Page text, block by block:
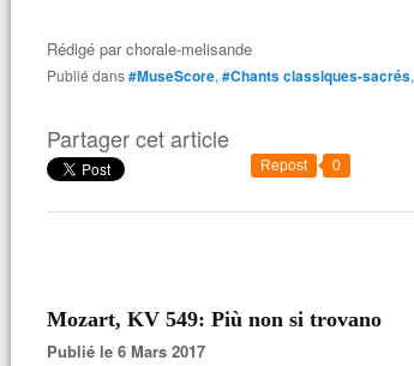
Rédigé parchorale-melisande
Publié dans#MuseScore, #Chants classiques-sacrés,
Partager cet article
Repost 0
Mozart, KV 549: Più non si trovano
Publié le 6 Mars 2017